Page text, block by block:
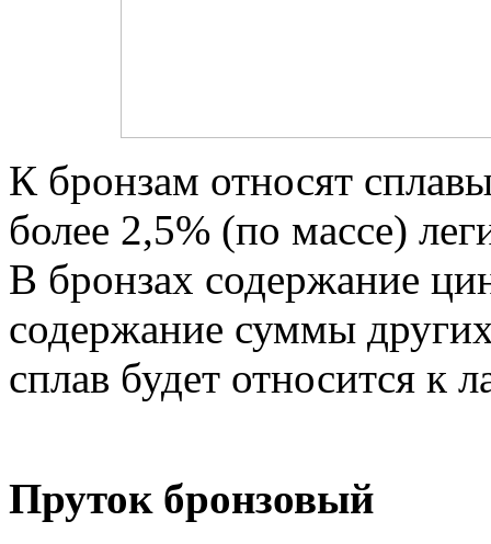
К бронзам относят
более 2,5% (по массе)
В бронзах содержание
содержание суммы
сплав будет относится к
Пруток бронзовый